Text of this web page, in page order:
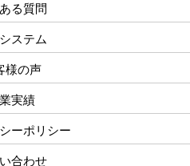
る質問
ステム
様の声
実績
ーポリシー
合わせ